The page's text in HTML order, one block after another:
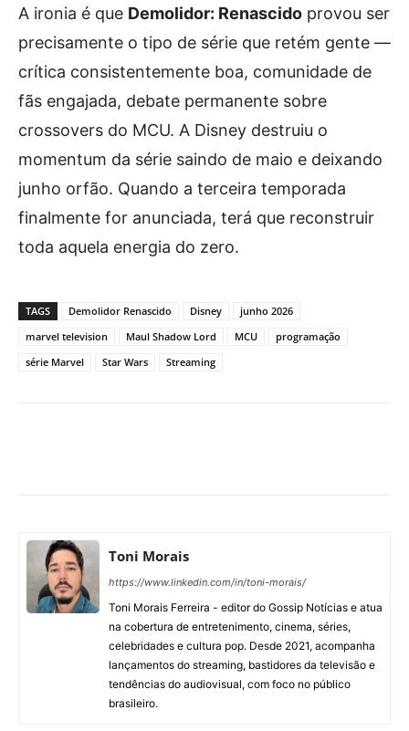
A ironia é que Demolidor: Renascido provou ser
precisamente o tipo de série que retém gente —
crítica consistentemente boa, comunidade de
fãs engajada, debate permanente sobre
crossovers do MCU. A Disney destruiu o
momentum da série saindo de maio e deixando
junho orfão. Quando a terceira temporada
finalmente for anunciada, terá que reconstruir
toda aquela energia do zero.
TAGS Demolidor Renascido Disney
junho 2026
marvel television
Maul Shadow Lord MCU
programação
série Marvel
Star Wars Streaming
Toni Morais
https://www.linkedin.com/in/toni-morais/
Toni Morais Ferreira - editor do Gossip Notícias e atua
na cobertura de entretenimento, cinema, séries,
celebridades e cultura pop. Desde 2021, acompanha
lançamentos do streaming, bastidores da televisão e
tendências do audiovisual, com foco no público
brasileiro.